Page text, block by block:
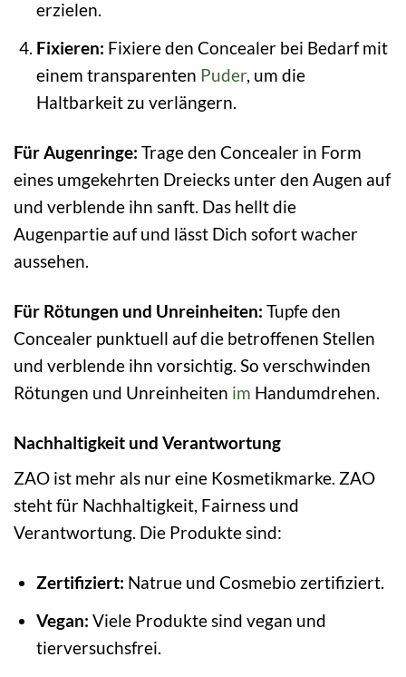
erzielen.
Fixieren: Fixiere den Concealer bei Bedarf mit
einem transparenten Puder, um die
Haltbarkeit zu verlängern.
Für Augenringe: Trage den Concealer in Form
eines umgekehrten Dreiecks unter den Augen auf
und verblende ihn sanft. Das hellt die
Augenpartie auf und lässt Dich sofort wacher
aussehen.
Für Rötungen und Unreinheiten: Tupfe den
Concealer punktuell auf die betroffenen Stellen
und verblende ihn vorsichtig. So verschwinden
Rötungen und Unreinheiten im Handumdrehen.
Nachhaltigkeit und Verantwortung
ZAO ist mehr als nur eine Kosmetikmarke. ZAO
steht für Nachhaltigkeit, Fairness und
Verantwortung. Die Produkte sind:
Zertifiziert: Natrue und Cosmebio zertifiziert.
Vegan: Viele Produkte sind vegan und
tierversuchsfrei.